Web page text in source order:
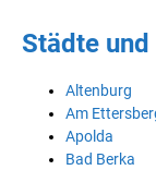
Städte
Altenburg
Am
Apolda
Bad Berka